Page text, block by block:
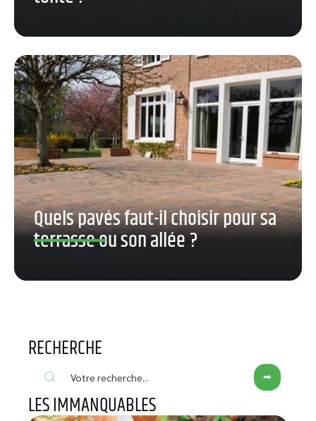
Quels pavés faut-il choisir pour sa
terrasse ou son allée ?
RECHERCHE
LES IMMANQUABLES